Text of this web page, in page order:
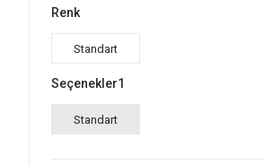
Renk
Standart
Seçenekler1
Standart